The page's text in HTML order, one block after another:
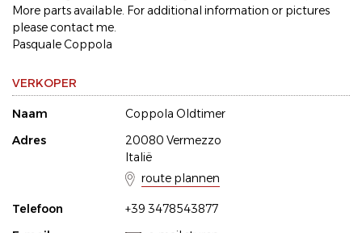
More parts available. For additional information or pictures
please contact me.
Pasquale Coppola
VERKOPER
Naam
Coppola Oldtimer
Adres
20080 Vermezzo
Italië
route plannen
Telefoon
+39 3478543877